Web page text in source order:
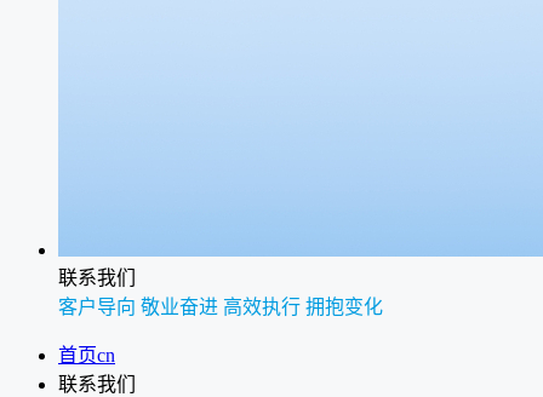
联系我们
客户导向 敬业奋进 高效执行 拥抱变化
首页cn
联系我们